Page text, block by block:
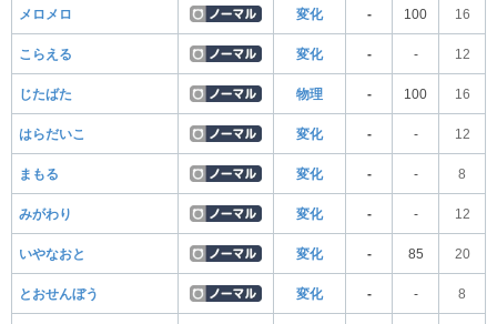
メロメロ 変化 - 100 16
こらえる 変化 - - 12
じたばた 物理 - 100 16
はらだいこ 変化 - - 12
まもる 変化 - - 8
みがわり 変化 - - 12
いやなおと 変化 - 85 20
とおせんぼう 変化 - - 8